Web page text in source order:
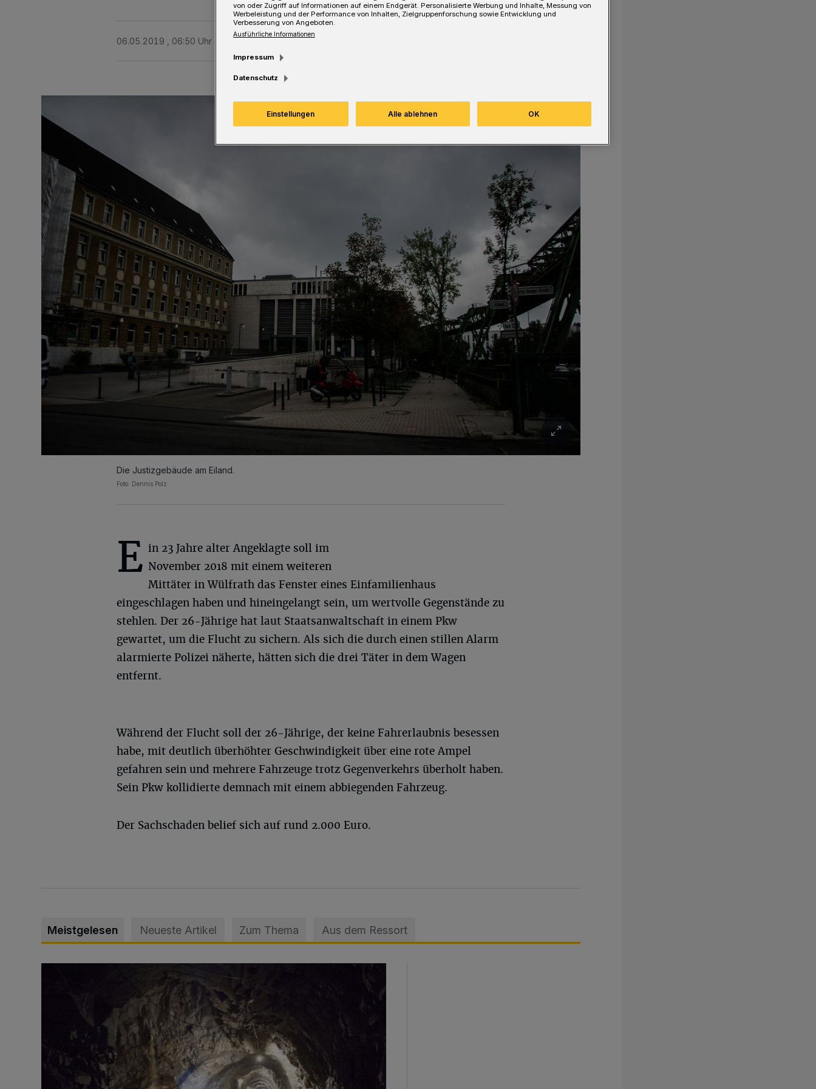
06.05.2019 , 06:50 Uhr Eine Minute Lesezeit
Die Justizgebäude am Eiland.
Foto: Dennis Polz
E in 23 Jahre alter Angeklagte soll im
November 2018 mit einem weiteren
Mittäter in Wülfrath das Fenster eines Einfamilienhaus
eingeschlagen haben und hineingelangt sein, um wertvolle Gegenstände zu
stehlen. Der 26-Jährige hat laut Staatsanwaltschaft in einem Pkw
gewartet, um die Flucht zu sichern. Als sich die durch einen stillen Alarm
alarmierte Polizei näherte, hätten sich die drei Täter in dem Wagen
entfernt.
Während der Flucht soll der 26-Jährige, der keine Fahrerlaubnis besessen
habe, mit deutlich überhöhter Geschwindigkeit über eine rote Ampel
gefahren sein und mehrere Fahrzeuge trotz Gegenverkehrs überholt haben.
Sein Pkw kollidierte demnach mit einem abbiegenden Fahrzeug.
Der Sachschaden belief sich auf rund 2.000 Euro.
Meistgelesen Neueste Artikel Zum Thema Aus dem Ressort
von oder Zugriff auf Informationen auf einem Endgerät. Personalisierte Werbung und Inhalte, Messung von
Werbeleistung und der Performance von Inhalten, Zielgruppenforschung sowie Entwicklung und
Verbesserung von Angeboten.
Ausführliche Informationen
Impressum
Datenschutz
Einstellungen Alle ablehnen OK